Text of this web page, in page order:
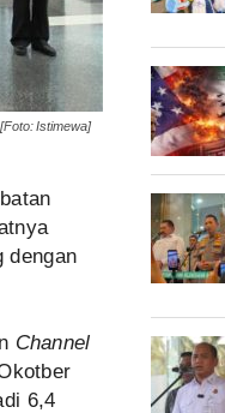
Istimewa]
dengan
Channel
6,4